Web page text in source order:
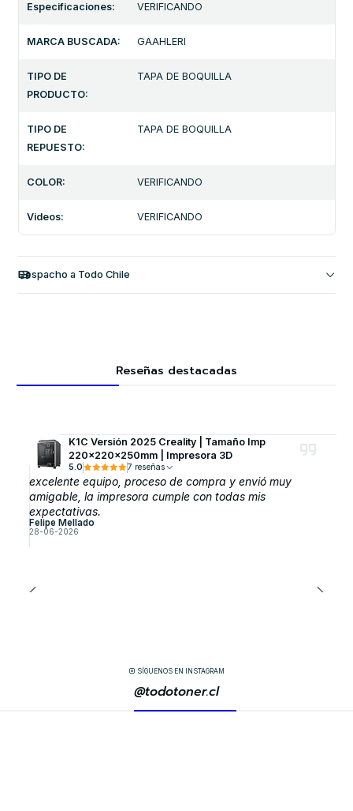
Especificaciones: VERIFICANDO
MARCA BUSCADA: GAAHLERI
TIPO DE
PRODUCTO:
TAPA DE BOQUILLA
TIPO DE
REPUESTO:
TAPA DE BOQUILLA
COLOR: VERIFICANDO
Videos: VERIFICANDO
Despacho a Todo Chile
Reseñas destacadas
K1C Versión 2025 Creality | Tamaño Imp
220x220x250mm | Impresora 3D
5.0 7 reseñas
excelente equipo, proceso de compra y envió muy
amigable, la impresora cumple con todas mis
expectativas.
Felipe Mellado
28-06-2026
SÍGUENOS EN INSTAGRAM
@todotoner.cl